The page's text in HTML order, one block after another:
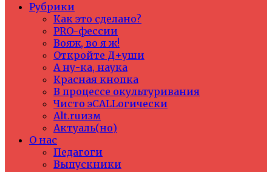
Рубрики
Как это сделано?
PRO-фессии
Вояж, во я ж!
Откройте Д+уши
А ну-ка, наука
Красная кнопка
В процессе окультуривания
Чисто эCALLогически
Alt.ruизм
Актуаль(но)
О нас
Педагоги
Выпускники